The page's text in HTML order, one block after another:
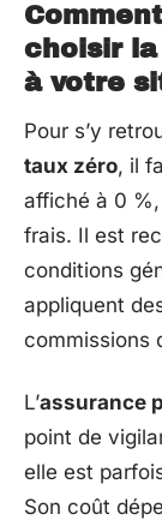
choisir
à votre
Pour s’y
taux zéro, il
affiché à 0
frais. Il est
conditions
appliquent
commissions
L’assurance
point de
elle est
Son coût